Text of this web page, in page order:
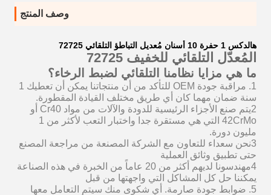
وصف المنتج
هالدكس 1 حفرة 10 أسنان مُعديل التباطؤ التلقائي 72725
المُعدّل التلقائي للخفيف 72725
ما هي مزايا نظامنا التلقائي لضبط الرخاء؟
1. مراقبة جودة OEM للتأكد من أن منتجاتنا يمكن أن تعطيك 1
سنة ضمان مهما كان أي طريق مختلف القيادة المقطورة.
2يتم صنع الأجزاء الرئيسية للدودة والآلات من مواد Cr40 أو
42CrMo التي هي مستقرة جدا واختبار التعب لأكثر من 1
مليون دورة.
3نحن سعداء للتعاون مع الشركة المصنعة من مراجعة المصنع
حتى تطبيق وثائق العملية
4مهندسونا لديهم أكثر من 20 عاماً من الخبرة في هذه الصناعة
يمكننا حل كل المشاكل التي واجهتها من قبل
5. ضوابط جودة صارمة. أي شكوى منك سيتم التعامل معها